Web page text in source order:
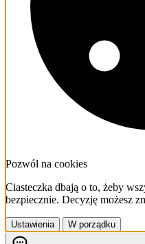
Pozwól na cookies
Ciasteczka dbają o to, żeby
bezpiecznie. Decyzję możesz
Ustawienia W porządku